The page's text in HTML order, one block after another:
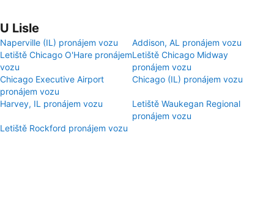
U Lisle
Naperville (IL) pronájem vozu
Addison, AL pronájem vozu
Letiště Chicago O'Hare pronájem
vozu
Letiště Chicago Midway
pronájem vozu
Chicago Executive Airport
pronájem vozu
Chicago (IL) pronájem vozu
Harvey, IL pronájem vozu
Letiště Waukegan Regional
pronájem vozu
Letiště Rockford pronájem vozu